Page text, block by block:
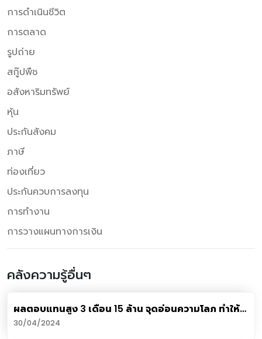
การดำเนินชีวิต
การตลาด
รูปถ่าย
สกู๊ปพืช
อสังหาริมทรัพย์
หุ้น
ประกันสังคม
ภาษี
ท่องเที่ยว
ประกันควบการลงทุน
การทำงาน
การวางแผนทางการเงิน
คลังความรู้อื่นๆ
ผลตอบแทนสูง 3 เดือน 15 ล้าน จุดอ่อนความโลภ ทำให้
คนตาบอด ถูกหลอกลงทุน
30/04/2024